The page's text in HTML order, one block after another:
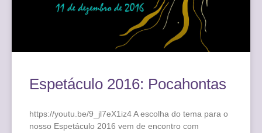
Espetáculo 2016: Pocahontas
https://youtu.be/9_jl7eX1iz4 A escolha do tema para o
nosso Espetáculo 2016 vem de encontro com